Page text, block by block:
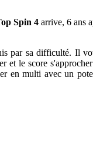
Spin 4arrive, 6 ans
par sa difficulté. Il
et le score
en multi avec un